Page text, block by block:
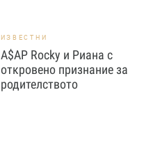
ИЗВЕСТНИ
A$AP Rocky и Риана с
откровено признание за
родителството